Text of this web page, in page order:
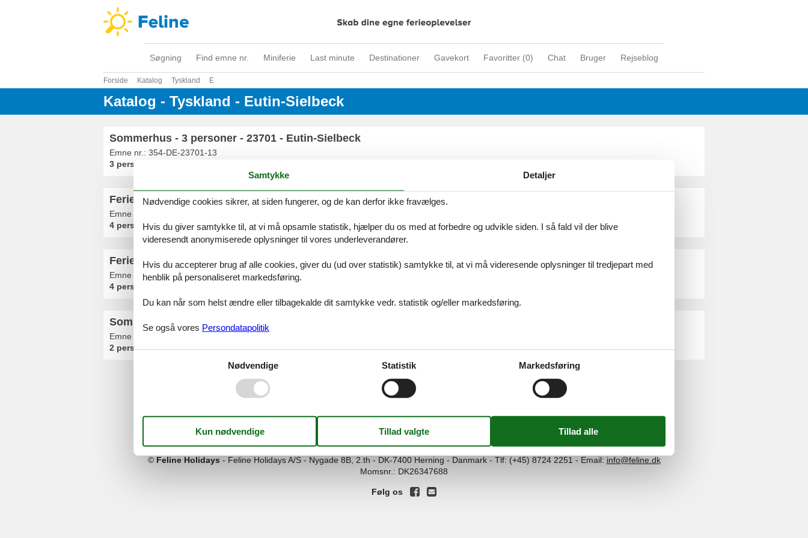
Søgning Find emne nr. Miniferie Last minute Destinationer Gavekort Favoritter (0) Chat Bruger Rejseblog
Forside Katalog Tyskland E
Katalog - Tyskland - Eutin-Sielbeck
Sommerhus - 3 personer - 23701 - Eutin-Sielbeck
Emne nr.: 354-DE-23701-13
3 personer
Ferielejlighed - 4 personer - Eutiner Straße - 23701 - Eutin-Sielbeck
Emne nr.:
4 personer
Ferielejlighed - 4 personer - Eutiner Straße - 23701 - Eutin-Sielbeck
Emne nr.:540-315288-227945
4 personer
Sommerhus - 2 personer - 23701 - Eutin-Sielbeck
Emne nr.:
2 personer
Services
Tilbudsmail
Cookies
Om os
Din tryghed
© Feline Holidays - Feline Holidays A/S- Nygade 8B, 2.th - DK-7400 Herning - Danmark - Tlf: (+45) 8724 2251 - Email: info@feline.dk
Momsnr.: DK26347688
Følg os
Samtykke Detaljer
Nødvendige cookies sikrer, at siden fungerer, og de kan derfor ikke fravælges.
Hvis du giver samtykke til, at vi må opsamle statistik, hjælper du os med at forbedre og udvikle siden. I så fald vil der blive
videresendt anonymiserede oplysninger til vores underleverandører.
Hvis du accepterer brug af alle cookies, giver du (ud over statistik) samtykke til, at vi må videresende oplysninger til tredjepart med
henblik på personaliseret markedsføring.
Du kan når som helst ændre eller tilbagekalde dit samtykke vedr. statistik og/eller markedsføring.
Se også vores Persondatapolitik
Nødvendige Statistik Markedsføring